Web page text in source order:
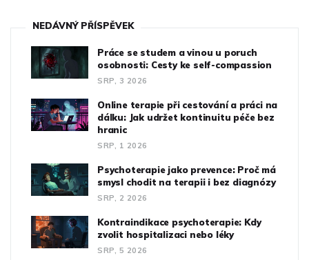
NEDÁVNÝ PŘÍSPĚVEK
Práce se studem a vinou u poruch
osobnosti: Cesty ke self-compassion
SRP, 3 2026
Online terapie při cestování a práci na
dálku: Jak udržet kontinuitu péče bez
hranic
SRP, 1 2026
Psychoterapie jako prevence: Proč má
smysl chodit na terapii i bez diagnózy
SRP, 2 2026
Kontraindikace psychoterapie: Kdy
zvolit hospitalizaci nebo léky
SRP, 5 2026